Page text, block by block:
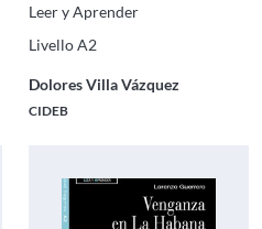
Leer y Aprender
Livello A2
Dolores Villa Vázquez
CIDEB